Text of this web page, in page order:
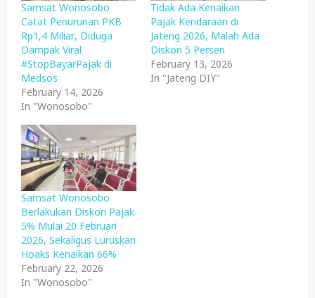
Samsat Wonosobo
Catat Penurunan PKB
Rp1,4 Miliar, Diduga
Dampak Viral
#StopBayarPajak di
Medsos
February 14, 2026
In "Wonosobo"
Tidak Ada Kenaikan
Pajak Kendaraan di
Jateng 2026, Malah Ada
Diskon 5 Persen
February 13, 2026
In "Jateng DIY"
Samsat Wonosobo
Berlakukan Diskon Pajak
5% Mulai 20 Februari
2026, Sekaligus Luruskan
Hoaks Kenaikan 66%
February 22, 2026
In "Wonosobo"